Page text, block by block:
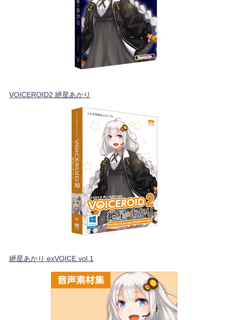
VOICEROID2 紲星あかり
紲星あかり exVOICE vol.1